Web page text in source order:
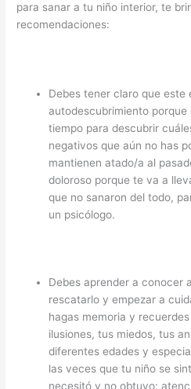
para sanar a tu niño interior, te
recomendaciones:
Debes tener claro que este
autodescubrimiento porque
tiempo para descubrir
negativos que aún no has
mantienen atado/a al
doloroso porque te va a
que no sanaron del todo,
un psicólogo.
Debes aprender a conocer
rescatarlo y empezar a
hagas memoria y
ilusiones, tus miedos, tus
diferentes edades y
las veces que tu niño se
necesitó y no obtuvo: